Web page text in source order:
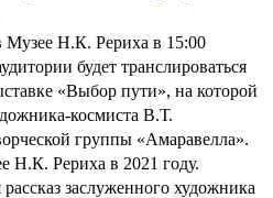
Музее Н.К. Рериха в 15:00
будет транслироваться
«Выбор пути», на которой
космиста В.Т.
группы «Амаравелла».
Н.К. Рериха в 2021 году.
заслуженного художника